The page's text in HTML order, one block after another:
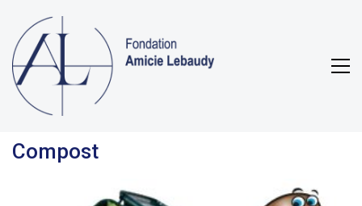
Compost